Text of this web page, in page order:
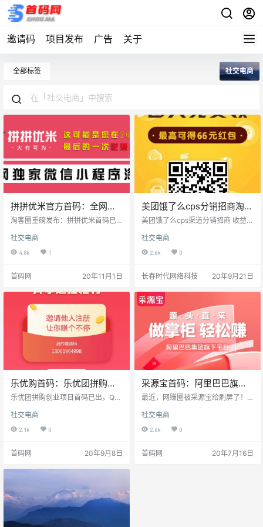
邀请码 项目发布 广告 关于
全部标签 社交电商
拼拼优米官方首码：全网独
家微信小程序淘客，2020年
淘客圈重磅发布：拼拼优米首码已
意，你愿意成为淘宝联盟第一批丝
路计划推广员吗？ 拼拼优米导师对
拼拼优米，由前拼多多品牌事业部V
项目依托于微信生态全域发展，对
接淘宝联盟丝路计划（微信小程序
可直接购买天猫商家商品）及拼多
多等众多电商平台CPS的聚合模
式，重新定义了全新的电…
社交电商
4.8k 1
首码网 20年11月1日
美团饿了么cps分销招商淘客
模式
美团饿了么cps渠道分销招商 收益
费送券，客户领券叫外卖就赚返佣
淘客模式，会员永久绑定，只要叫
元化，目前公测第3天，对接团队长
01607020001
社交电商
2.6k 0
长春时代网络科技 20年9月21日
乐优购首码：乐优团拼购创
业项目模式简析
乐优团拼购创业项目首码已出，Q哥
网团队长加入乐优团项目共创财
富。 对接微信：860056696 今天Q
哥给大家分享下乐优团（乐优购）
出，欢迎全网大咖团队长对接！ 乐
购模式 乐优购开启颠覆传统电商的
史无前例的零撸赚大钱事业。这不
是金融，但胜过金融，这是一场全
民共赢的财富盛宴。 乐…
社交电商
2.1k 0
首码网 20年9月8日
采源宝首码：阿里巴巴旗下
平台，靠谱网赚项目
最近，网赚圈被采源宝给刷屏了！
台，采源宝出生就自带光环！背靠
大树好乘凉，采源宝有阿里巴巴背
景，怎能不让人激动！ 采源宝APP
要针对微商代理开发的一款独立Ap
社交电商
2.6k 0
首码网 20年7月16日